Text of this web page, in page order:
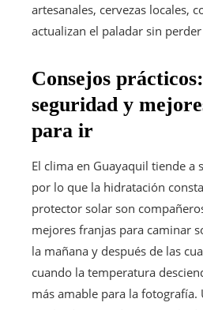
artesanales, cervezas locales,
actualizan el paladar sin perder
Consejos
seguridad y
para ir
El clima en Guayaquil tiende a
por lo que la hidratación
protector solar son
mejores franjas para caminar
la mañana y después de las
cuando la temperatura
más amable para la